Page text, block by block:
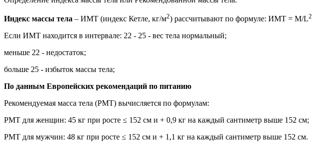
Индекс массы тела – ИМТ (индекс Кетле, кг/м2) рассчитывают по формуле: ИМТ = М/L2
Если ИМТ находится в интервале: 22 - 25 - вес тела нормальный;
меньше 22 - недостаток;
больше 25 - избыток массы тела;
По данным Европейских рекомендаций по питанию
Рекомендуемая масса тела (РМТ) вычисляется по формулам:
РМТ для женщин: 45 кг при росте ≤ 152 см и + 0,9 кг на каждый сантиметр выше 152 см;
РМТ для мужчин: 48 кг при росте ≤ 152 см и + 1,1 кг на каждый сантиметр выше 152 см.